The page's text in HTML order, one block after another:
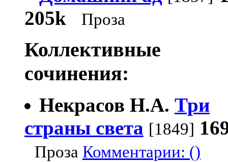
205k
Проза
Коллективные
сочинения:
Некрасов Н.А. Три
страны света [1849]
Проза Комментарии: ()